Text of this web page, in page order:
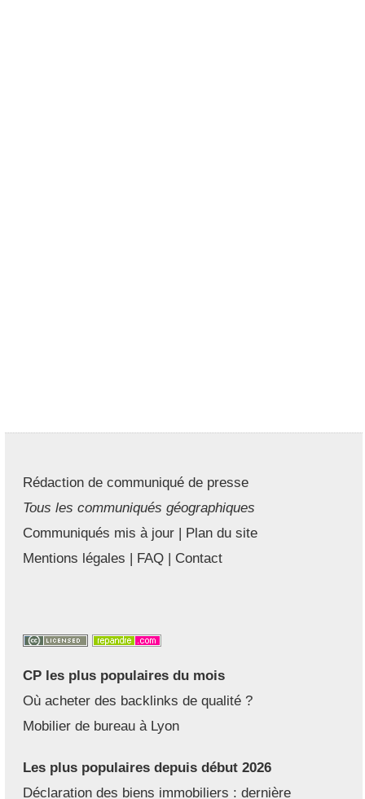
Rédaction de communiqué de presse
Tous les communiqués géographiques
Communiqués mis à jour | Plan du site
Mentions légales | FAQ | Contact
CP les plus populaires du mois
Où acheter des backlinks de qualité ?
Mobilier de bureau à Lyon
Les plus populaires depuis début 2026
Déclaration des biens immobiliers : dernière